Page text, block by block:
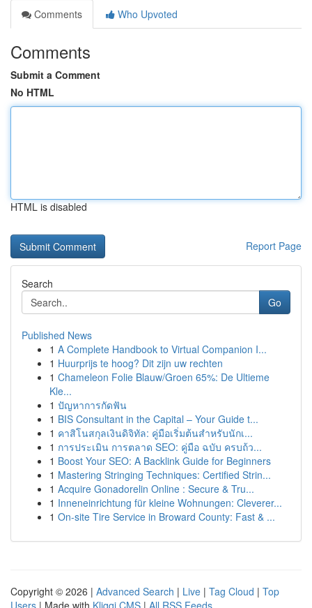
Comments
Who Upvoted
Comments
Submit a Comment
No HTML
HTML is disabled
Report Page
Search
Go
Published News
1 A Complete Handbook to Virtual Companion I...
1 Huurprijs te hoog? Dit zijn uw rechten
1 Chameleon Folie Blauw/Groen 65%: De Ultieme
Kle...
1 ปัญหาการกัดฟัน
1 BIS Consultant in the Capital – Your Guide t...
1 คาสิโนสกุลเงินดิจิทัล: คู่มือเริ่มต้นสำหรับนักเ...
1 การประเมิน การตลาด SEO: คู่มือ ฉบับ ครบถ้ว...
1 Boost Your SEO: A Backlink Guide for Beginners
1 Mastering Stringing Techniques: Certified Strin...
1 Acquire Gonadorelin Online : Secure & Tru...
1 Inneneinrichtung für kleine Wohnungen: Cleverer...
1 On-site Tire Service in Broward County: Fast & ...
Copyright © 2026 | Advanced Search | Live | Tag Cloud | Top
Users | Made with Kliqqi CMS | All RSS Feeds